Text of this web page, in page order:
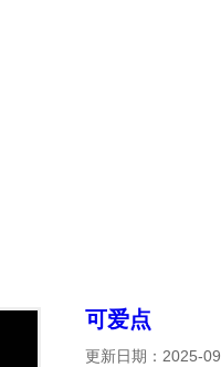
可爱点
更新日期：2025-